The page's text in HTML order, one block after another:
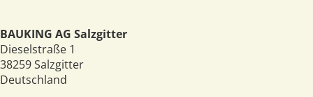
BAUKING AG Salzgitter
Dieselstraße 1
38259Salzgitter
Deutschland